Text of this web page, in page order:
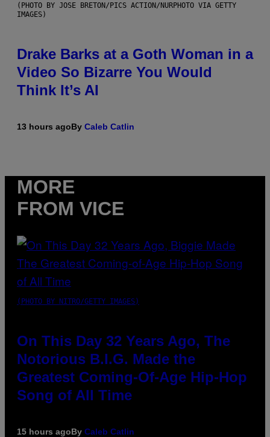
(PHOTO BY JOSE BRETON/PICS ACTION/NURPHOTO VIA GETTY
IMAGES)
Drake Barks at a Goth Woman in a
Video So Bizarre You Would
Think It’s AI
13 hours agoBy Caleb Catlin
MORE
FROM VICE
(PHOTO BY NITRO/GETTY IMAGES)
On This Day 32 Years Ago, The
Notorious B.I.G. Made the
Greatest Coming-Of-Age Hip-Hop
Song of All Time
15 hours agoBy Caleb Catlin